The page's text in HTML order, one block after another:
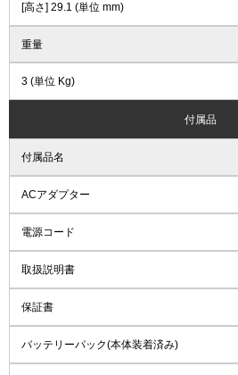
[高さ] 29.1 (単位 mm)
重量
3 (単位 Kg)
付属品
付属品名
ACアダプター
電源コード
取扱説明書
保証書
バッテリーパック(本体装着済み)